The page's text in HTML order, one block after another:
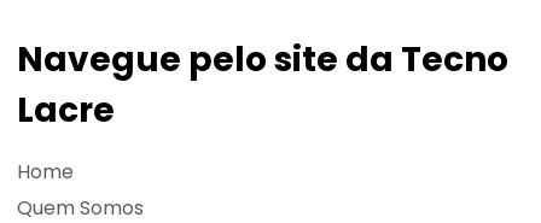
Navegue pelo site da Tecno
Lacre
Home
Quem Somos